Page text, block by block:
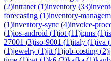
(2)intranet (1)inventory (33)
forecasting (1)inventory-
(1)inventory-sync (4)invoice-
(1)ios-android (1)iot (11)iqms (1)
27001 (3)iso-9001 (1)italy (1)iva (
(1)jewelry (1)jit (1)job-costing (2)